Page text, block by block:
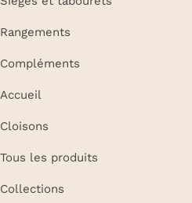
Rangements
Compléments
Accueil
Cloisons
Tous les produits
Collections